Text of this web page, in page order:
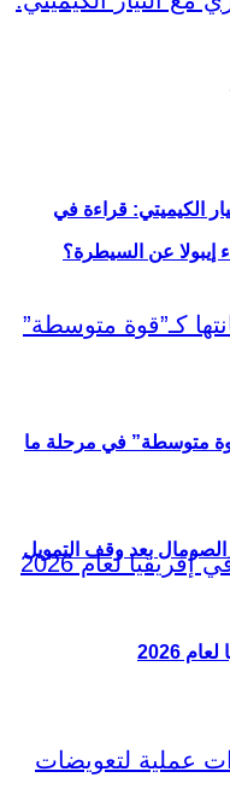
الكيميتي: قراءة في
بعد وقف التمويل
متوسطة” في مرحلة ما